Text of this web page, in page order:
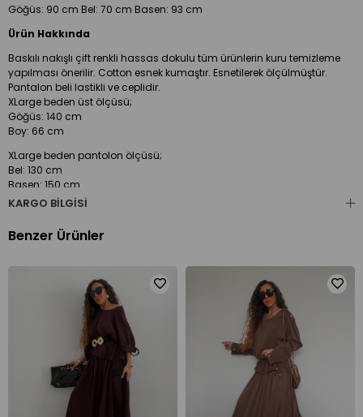
Göğüs: 90 cm Bel: 70 cm Basen: 93 cm
Ürün Hakkında
Baskılı nakışlı çift renkli hassas dokulu tüm ürünlerin kuru temizleme
yapılması önerilir. Cotton esnek kumaştır. Esnetilerek ölçülmüştür.
Pantalon beli lastikli ve ceplidir.
XLarge beden üst ölçüsü;
Göğüs: 140 cm
Boy: 66 cm
XLarge beden pantolon ölçüsü;
Bel: 130 cm
Basen: 150 cm
Boy: 108 cm
KARGO BILGISI
Benzer Ürünler